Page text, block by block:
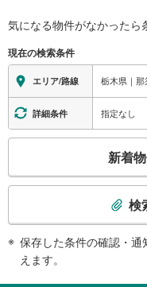
気になる物件がなかったら
現在の検索条件
エリア/路線 栃木県｜
詳細条件 指定なし
検
新着
検
保存した条件の確認・通
えます。